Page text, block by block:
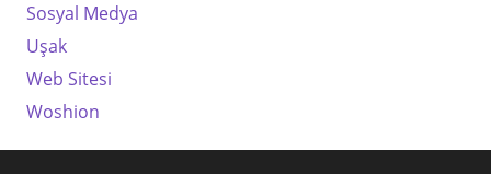
Sosyal Medya
Uşak
Web Sitesi
Woshion